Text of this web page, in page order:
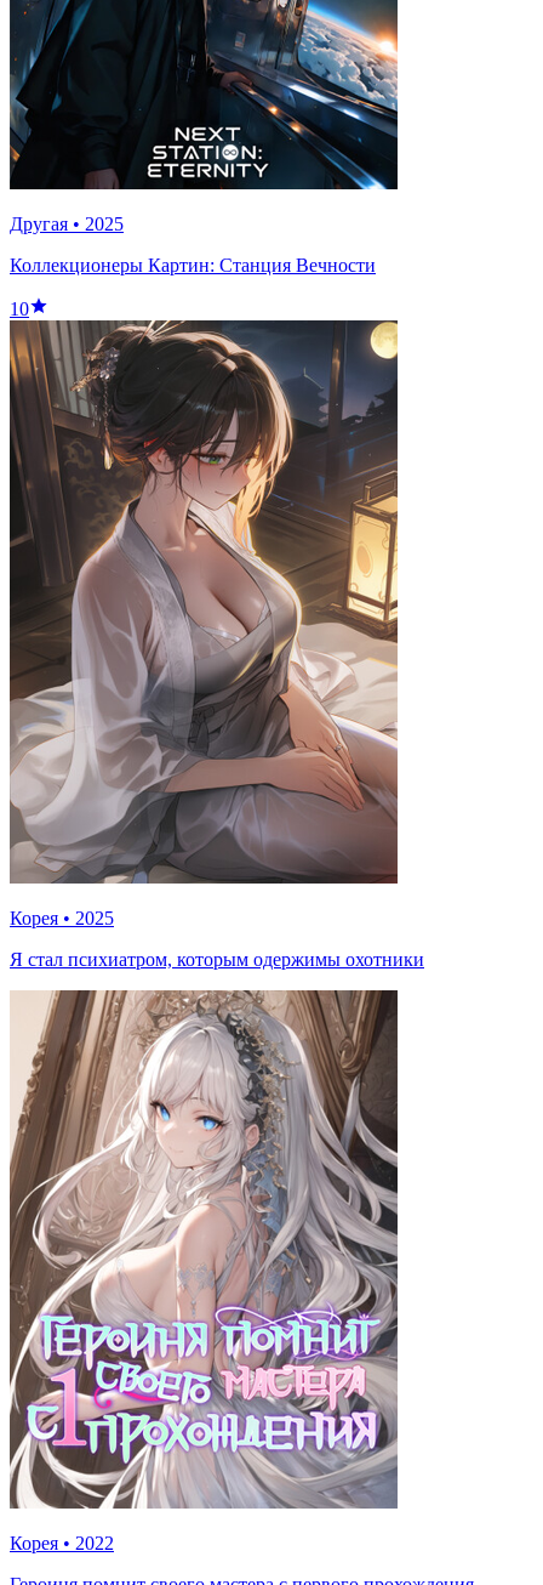
Другая • 2025
Коллекционеры Картин: Станция Вечности
10
Корея • 2025
Я стал психиатром, которым одержимы охотники
Корея • 2022